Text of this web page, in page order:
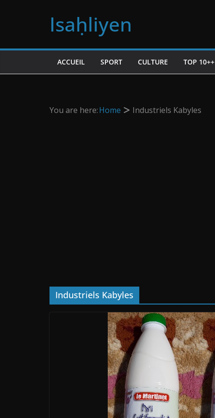
Isaḥliyen
ACCUEIL SPORT CULTURE TOP 10++
You are here:Home Industriels Kabyles
Industriels Kabyles